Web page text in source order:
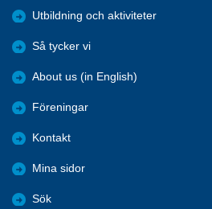
Utbildning och aktiviteter
Så tycker vi
About us (in English)
Föreningar
Kontakt
Mina sidor
Sök